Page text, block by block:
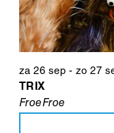
za 26 sep - zo 27
TRIX
FroeFroe